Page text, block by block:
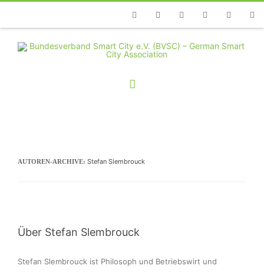
TelefonFacebookTwitterYoutubeInstagramLinkedin
AUTOREN-ARCHIVE: Stefan Slembrouck
Über Stefan Slembrouck
Stefan Slembrouck ist Philosoph und Betriebswirt und